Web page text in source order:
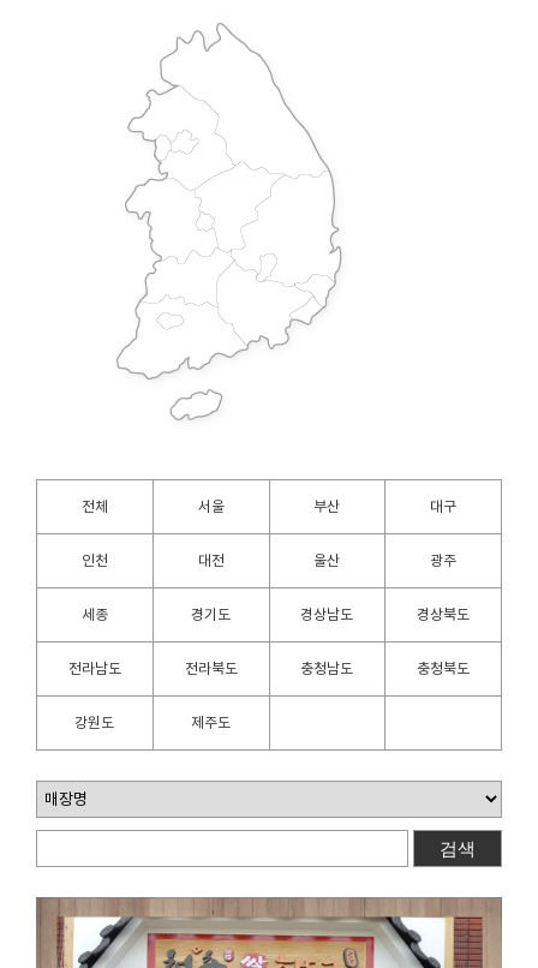
전체 서울 부산 대구
인천 대전 울산 광주
세종 경기도 경상남도 경상북도
전라남도 전라북도 충청남도 충청북도
강원도 제주도